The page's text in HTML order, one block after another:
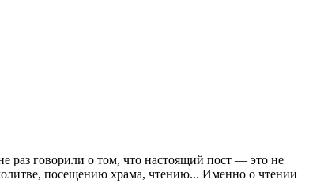
раз говорили о том, что настоящий пост ― это не
посещению храма, чтению... Именно о чтении